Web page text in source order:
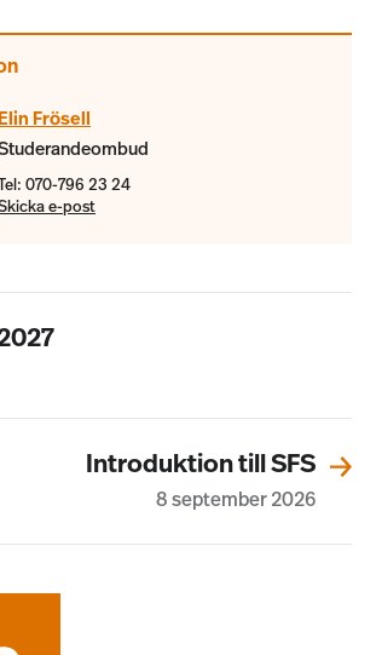
Elin Frösell
070-796 23 24
e-post
Introduktion till SFS
8 september 2026